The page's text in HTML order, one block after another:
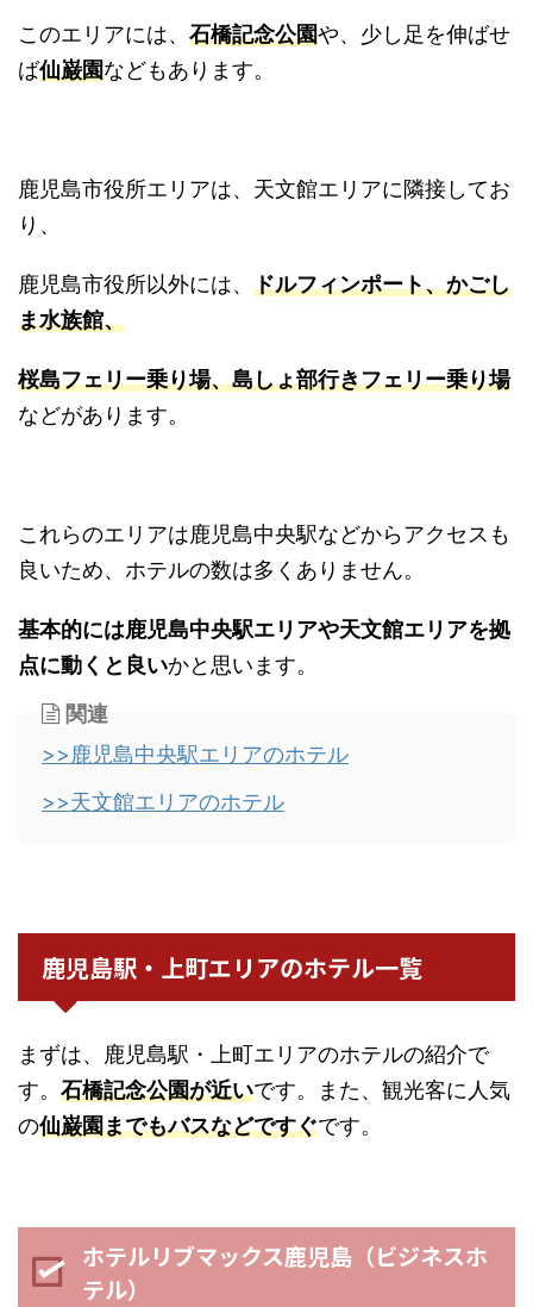
このエリアには、 石橋記念公園や、少し足を伸ばせ
ば仙巌園などもあります。
鹿児島市役所エリアは、天文館エリアに隣接してお
り、
鹿児島市役所以外には、 ドルフィンポート、かごし
ま水族館、
桜島フェリー乗り場、島しょ部行きフェリー乗り場
などがあります。
これらのエリアは鹿児島中央駅などからアクセスも
良いため、ホテルの数は多くありません。
基本的には鹿児島中央駅エリアや天文館エリアを拠
点に動くと良いかと思います。
関連
>>鹿児島中央駅エリアのホテル
>>天文館エリアのホテル
鹿児島駅・上町エリアのホテル一覧
まずは、鹿児島駅・上町エリアのホテルの紹介で
す。 石橋記念公園が近いです。また、観光客に人気
の仙巌園までもバスなどですぐです。
ホテルリブマックス鹿児島（ビジネスホ
テル）